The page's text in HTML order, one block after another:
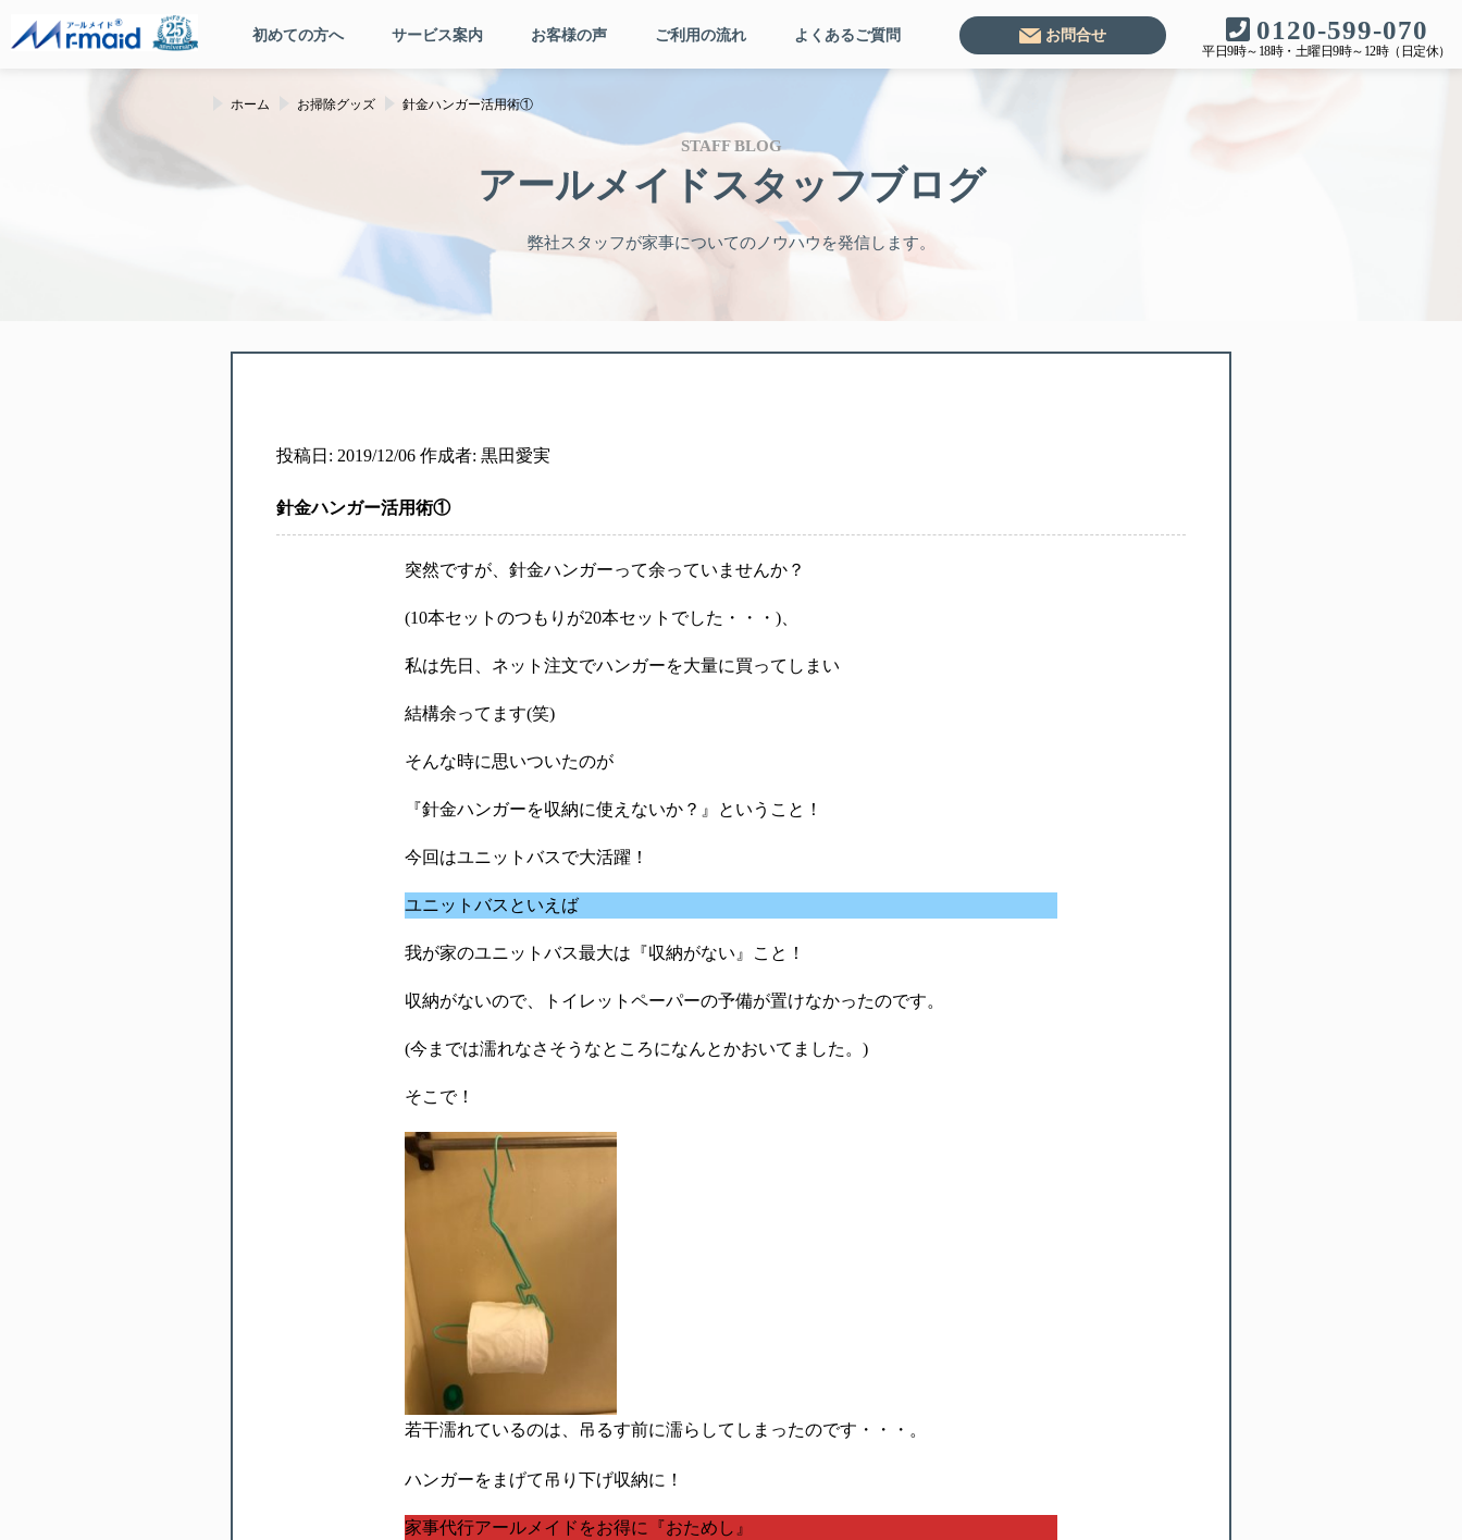
初めての方へ サービス案内 お客様の声 ご利用の流れ よくあるご質問 お問合せ 0120-599-070
平日9時～18時・土曜日9時～12時（日定休）
STAFF BLOG
アールメイドスタッフブログ
弊社スタッフが家事についてのノウハウを発信します。
ホーム お掃除グッズ 針金ハンガー活用術①
投稿日: 2019/12/06 作成者: 黒田愛実
針金ハンガー活用術①
突然ですが、針金ハンガーって余っていませんか？
(10本セットのつもりが20本セットでした・・・)、
私は先日、ネット注文でハンガーを大量に買ってしまい
結構余ってます(笑)
そんな時に思いついたのが
『針金ハンガーを収納に使えないか？』ということ！
今回はユニットバスで大活躍！
ユニットバスといえば
我が家のユニットバス最大は『収納がない』こと！
収納がないので、トイレットペーパーの予備が置けなかったのです。
(今までは濡れなさそうなところになんとかおいてました。)
そこで！
若干濡れているのは、吊るす前に濡らしてしまったのです・・・。
ハンガーをまげて吊り下げ収納に！
家事代行アールメイドをお得に『おためし』